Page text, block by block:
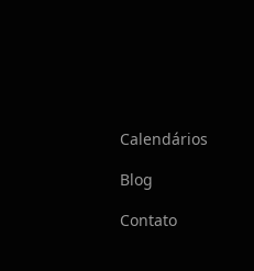
Calendários
Blog
Contato